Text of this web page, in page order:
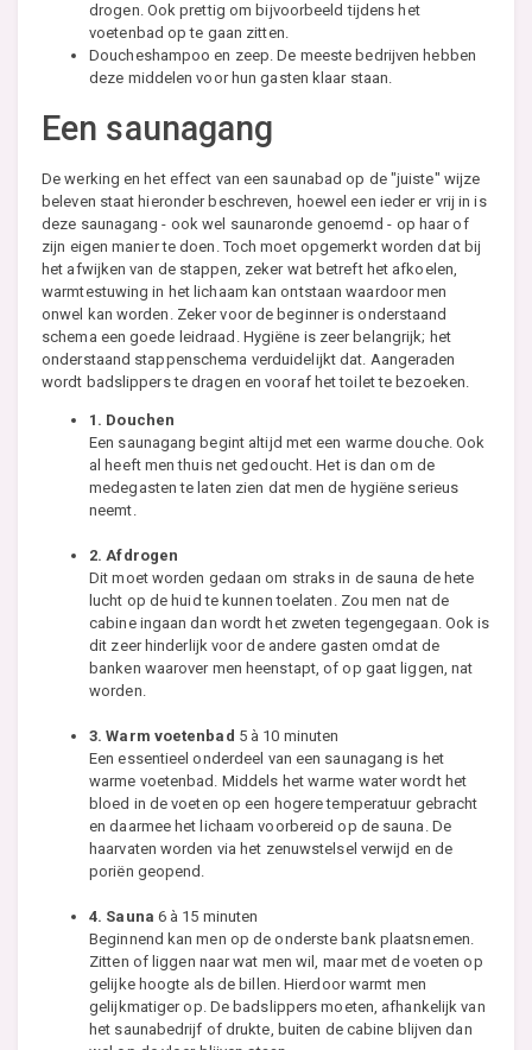
drogen. Ook prettig om bijvoorbeeld tijdens het
voetenbad op te gaan zitten.
Doucheshampoo en zeep. De meeste bedrijven hebben
deze middelen voor hun gasten klaar staan.
Een saunagang
De werking en het effect van een saunabad op de "juiste" wijze
beleven staat hieronder beschreven, hoewel een ieder er vrij in is
deze saunagang - ook wel saunaronde genoemd - op haar of
zijn eigen manier te doen. Toch moet opgemerkt worden dat bij
het afwijken van de stappen, zeker wat betreft het afkoelen,
warmtestuwing in het lichaam kan ontstaan waardoor men
onwel kan worden. Zeker voor de beginner is onderstaand
schema een goede leidraad. Hygiëne is zeer belangrijk; het
onderstaand stappenschema verduidelijkt dat. Aangeraden
wordt badslippers te dragen en vooraf het toilet te bezoeken.
1. Douchen
Een saunagang begint altijd met een warme douche. Ook
al heeft men thuis net gedoucht. Het is dan om de
medegasten te laten zien dat men de hygiëne serieus
neemt.
2. Afdrogen
Dit moet worden gedaan om straks in de sauna de hete
lucht op de huid te kunnen toelaten. Zou men nat de
cabine ingaan dan wordt het zweten tegengegaan. Ook is
dit zeer hinderlijk voor de andere gasten omdat de
banken waarover men heenstapt, of op gaat liggen, nat
worden.
3. Warm voetenbad 5 à 10 minuten
Een essentieel onderdeel van een saunagang is het
warme voetenbad. Middels het warme water wordt het
bloed in de voeten op een hogere temperatuur gebracht
en daarmee het lichaam voorbereid op de sauna. De
haarvaten worden via het zenuwstelsel verwijd en de
poriën geopend.
4. Sauna 6 à 15 minuten
Beginnend kan men op de onderste bank plaatsnemen.
Zitten of liggen naar wat men wil, maar met de voeten op
gelijke hoogte als de billen. Hierdoor warmt men
gelijkmatiger op. De badslippers moeten, afhankelijk van
het saunabedrijf of drukte, buiten de cabine blijven dan